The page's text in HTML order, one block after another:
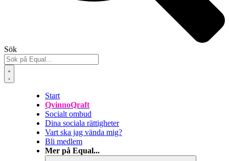
Sök
Start
QvinnoQraft
Socialt ombud
Dina sociala rättigheter
Vart ska jag vända mig?
Bli medlem
Mer på Equal...